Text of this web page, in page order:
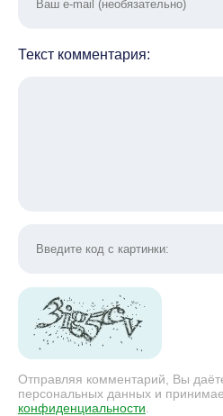
Текст комментария:
Отправляя комментарий, Вы
персональных данных и
конфиденциальности